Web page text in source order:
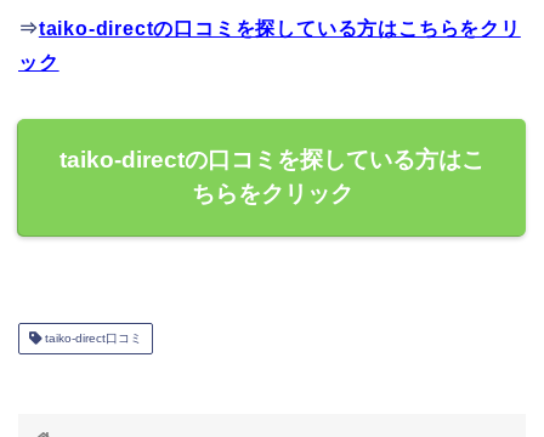
⇒taiko-directの口コミを探している方はこちらをクリ
ック
taiko-directの口コミを探している方はこ
ちらをクリック
taiko-direct口コミ